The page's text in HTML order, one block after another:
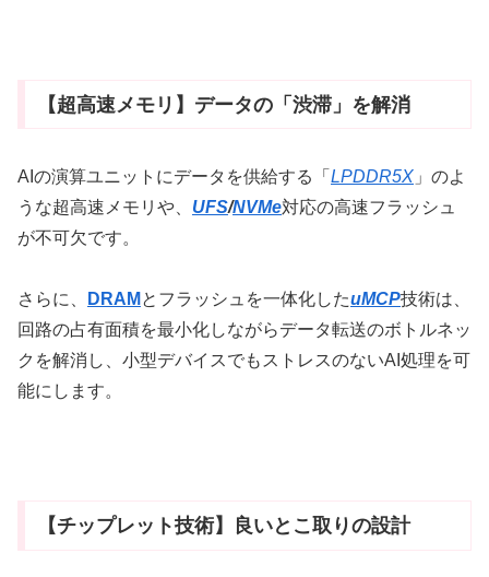
【超高速メモリ】データの「渋滞」を解消
AIの演算ユニットにデータを供給する「 LPDDR5X 」のよ
うな超高速メモリや、 UFS/NVMe対応の高速フラッシュ
が不可欠です。
さらに、 DRAM とフラッシュを一体化したuMCP技術は、
回路の占有面積を最小化しながらデータ転送のボトルネッ
クを解消し、小型デバイスでもストレスのないAI処理を可
能にします。
【チップレット技術】良いとこ取りの設計